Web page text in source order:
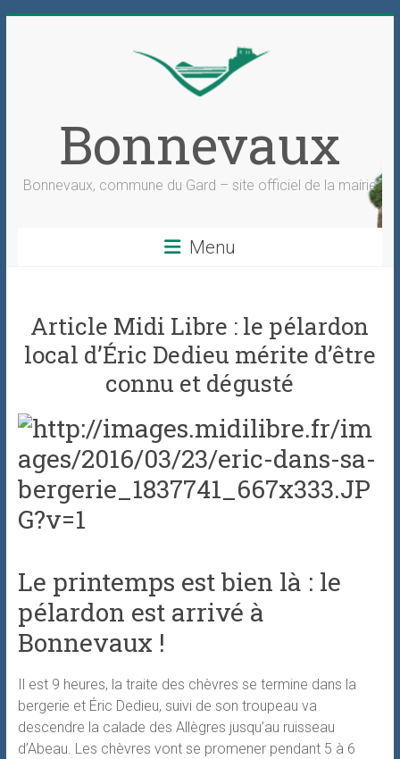
Bonnevaux
Bonnevaux, commune du Gard – site officiel de la mairie
Menu
Article Midi Libre : le pélardon
local d’Éric Dedieu mérite d’être
connu et dégusté
Le printemps est bien là : le
pélardon est arrivé à
Bonnevaux !
Il est 9 heures, la traite des chèvres se termine dans la
bergerie et Éric Dedieu, suivi de son troupeau va
descendre la calade des Allègres jusqu’au ruisseau
d’Abeau. Les chèvres vont se promener pendant 5 à 6